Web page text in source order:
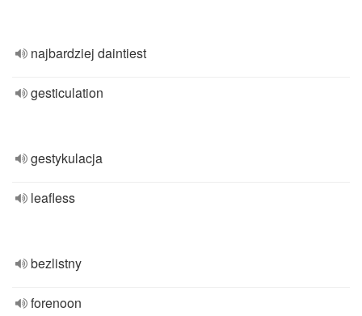
najbardziej daintiest
gesticulation
gestykulacja
leafless
bezlistny
forenoon